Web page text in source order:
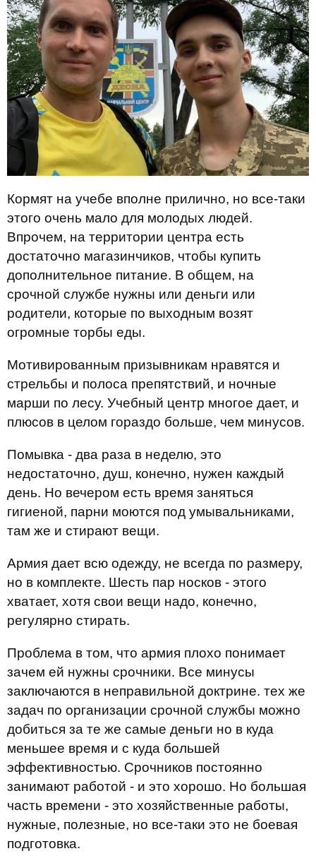
Кормят на учебе вполне прилично, но все-таки
этого очень мало для молодых людей.
Впрочем, на территории центра есть
достаточно магазинчиков, чтобы купить
дополнительное питание. В общем, на
срочной службе нужны или деньги или
родители, которые по выходным возят
огромные торбы еды.
Мотивированным призывникам нравятся и
стрельбы и полоса препятствий, и ночные
марши по лесу. Учебный центр многое дает, и
плюсов в целом гораздо больше, чем минусов.
Помывка - два раза в неделю, это
недостаточно, душ, конечно, нужен каждый
день. Но вечером есть время заняться
гигиеной, парни моются под умывальниками,
там же и стирают вещи.
Армия дает всю одежду, не всегда по размеру,
но в комплекте. Шесть пар носков - этого
хватает, хотя свои вещи надо, конечно,
регулярно стирать.
Проблема в том, что армия плохо понимает
зачем ей нужны срочники. Все минусы
заключаются в неправильной доктрине. тех же
задач по организации срочной службы можно
добиться за те же самые деньги но в куда
меньшее время и с куда большей
эффективностью. Срочников постоянно
занимают работой - и это хорошо. Но большая
часть времени - это хозяйственные работы,
нужные, полезные, но все-таки это не боевая
подготовка.